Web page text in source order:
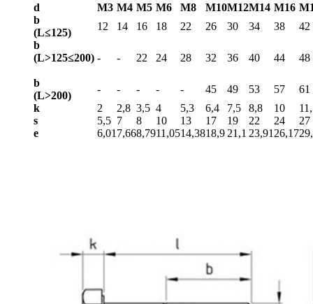
d М3 М4 М5 М6 М8 М10М12М14 М16
b
(L≤125)
12 14 16 18 22 26 30 34 38
42
b
(L>125≤200) - - 22 24 28 32 36 40 44 48
b
(L>200)
- - - - - 45 49 53 57
61
k
2 2,8 3,5 4 5,3 6,4 7,5 8,8 10
s
5,5 7 8 10 13 17 19 22 24
27
e
6,01 7,668,7911,0514,3818,9 21,1 23,91 26,17